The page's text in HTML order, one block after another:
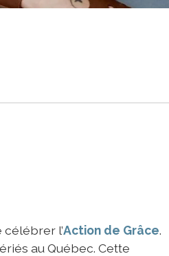
l’Action de Grâce.
au Québec. Cette